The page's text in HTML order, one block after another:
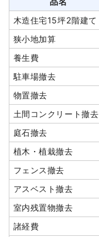
木造住宅15坪2階建て
狭小地加算
養生費
駐車場撤去
物置撤去
土間コンクリート撤去
庭石撤去
植木・植栽撤去
フェンス撤去
アスベスト撤去
室内残置物撤去
諸経費